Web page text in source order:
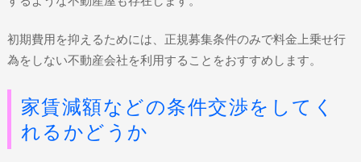
初期費用を抑えるためには、正規募集条件のみで料金上乗せ行
為をしない不動産会社を利用することをおすすめします。
家賃減額などの条件交渉をしてく
れるかどうか